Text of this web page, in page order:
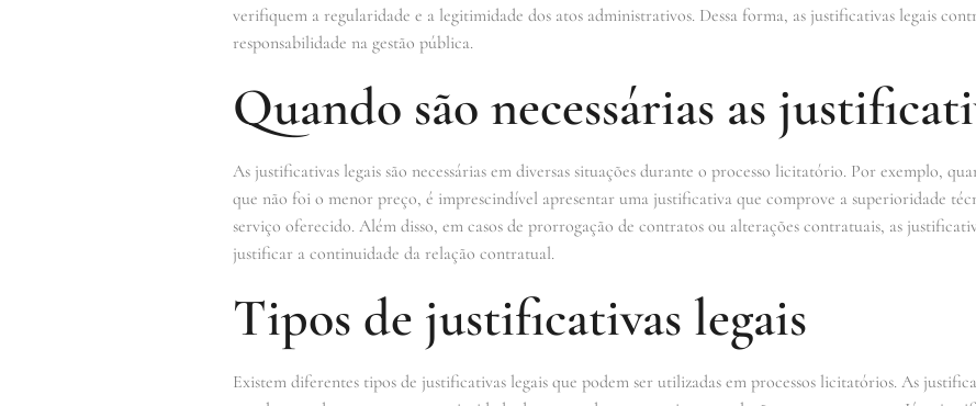
verifiquem a regularidade e a legitimidade dos atos administrativos. Dessa forma, as justificativas legais
responsabilidade na gestão pública.
Quando são necessárias as
As justificativas legais são necessárias em diversas situações durante o processo licitatório. Por exemplo,
que não foi o menor preço, é imprescindível apresentar uma justificativa que comprove a superioridade
serviço oferecido. Além disso, em casos de prorrogação de contratos ou alterações contratuais, as
justificar a continuidade da relação contratual.
Tipos de justificativas legais
Existem diferentes tipos de justificativas legais que podem ser utilizadas em processos licitatórios. As